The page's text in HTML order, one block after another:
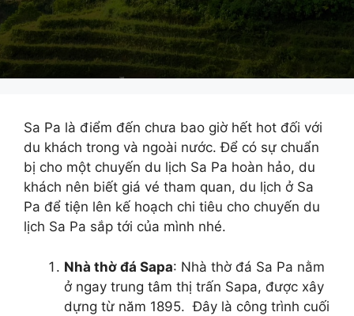
Sa Pa là điểm đến chưa bao giờ hết hot đối với
du khách trong và ngoài nước. Để có sự chuẩn
bị cho một chuyến du lịch Sa Pa hoàn hảo, du
khách nên biết giá vé tham quan, du lịch ở Sa
Pa để tiện lên kế hoạch chi tiêu cho chuyến du
lịch Sa Pa sắp tới của mình nhé.
Nhà thờ đá Sapa: Nhà thờ đá Sa Pa nằm
ở ngay trung tâm thị trấn Sapa, được xây
dựng từ năm 1895. Đây là công trình cuối